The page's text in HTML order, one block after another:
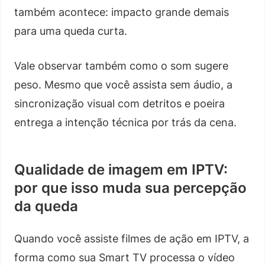
também acontece: impacto grande demais
para uma queda curta.
Vale observar também como o som sugere
peso. Mesmo que você assista sem áudio, a
sincronização visual com detritos e poeira
entrega a intenção técnica por trás da cena.
Qualidade de imagem em IPTV:
por que isso muda sua percepção
da queda
Quando você assiste filmes de ação em IPTV, a
forma como sua Smart TV processa o vídeo